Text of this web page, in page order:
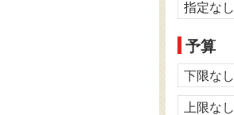
指定なし
予算
下限なし
上限なし